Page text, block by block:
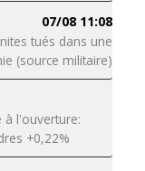
07/08 11:08
tués dans une
(source militaire)
à l'ouverture:
+0,22%